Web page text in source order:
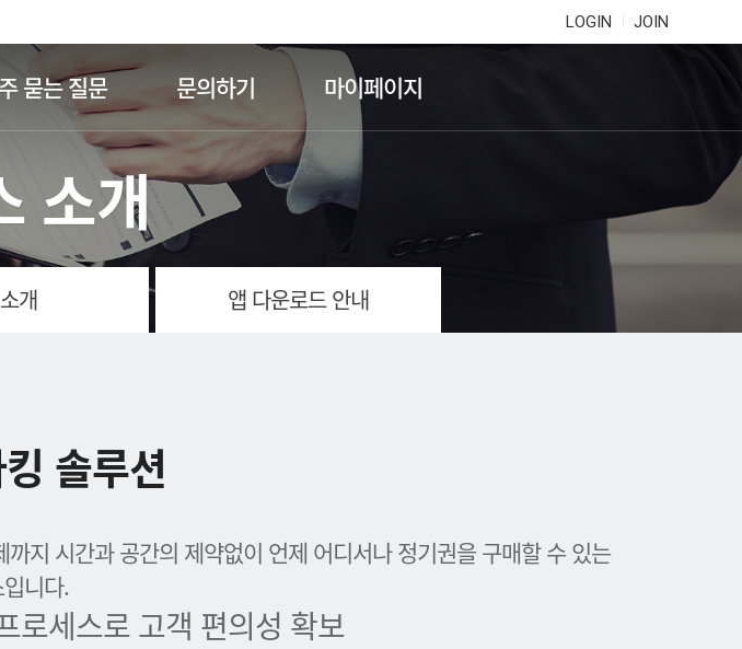
LOGIN JOIN
묻는 질문 문의하기 마이페이지
소개
개 앱 다운로드 안내
솔루션
지 시간과 공간의 제약없이 언제 어디서나 정기권을 구매할 수 있는
니다.
로세스로 고객 편의성 확보